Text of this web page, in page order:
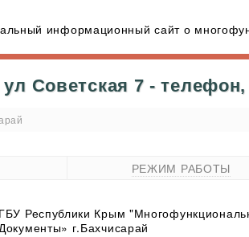
информационный сайт о
Советская 7 -
РЕЖИМ РАБОТЫ
ГБУ Республики Крым
г.Бахчисарай